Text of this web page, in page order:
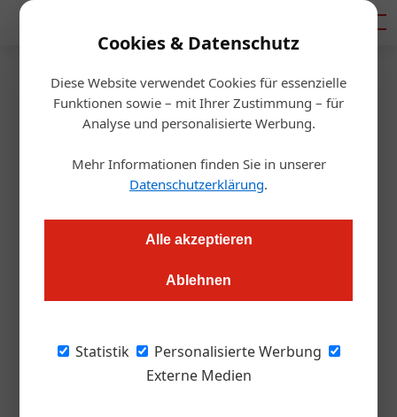
Cookies & Datenschutz
Diese Website verwendet Cookies für essenzielle
Funktionen sowie – mit Ihrer Zustimmung – für
Analyse und personalisierte Werbung.
Mehr Informationen finden Sie in unserer
Datenschutzerklärung.
Alle akzeptieren
Ablehnen
Statistik
Personalisierte Werbung
Externe Medien
Startseite/Gastro & Hotel
Recruiting Day an den
Tourismusschulen Bad
Gleichenberg
zukunftsorientierte Internatsschule werden den
Schüler/innen und Student/innen neben der hoch